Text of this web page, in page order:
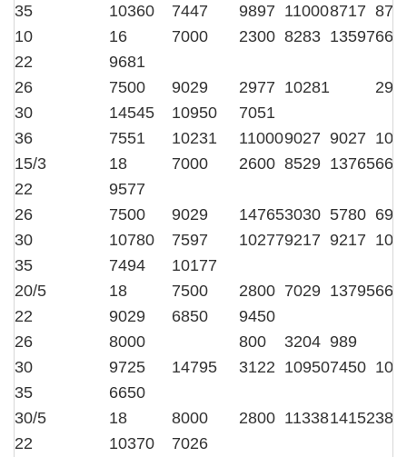
35
10360 7447 9897 110008717
10
16 7000 2300 8283 13597660
22
9681
26
7500 9029 2977 10281
30
14545 10950
7051
36
7551 10231 110009027 9027
15/3
18 7000 2600 8529 13765660
22
9577
26
7500 9029 147653030 5780
30
10780 7597 102779217 9217
35
7494
10177
20/5
18 7500 2800 7029 13795660
22
9029 6850
9450
26
8000 800 3204 989
30
9725 14795 3122 109507450
35
6650
30/5
18 8000 2800 1133814152380
22
10370
7026